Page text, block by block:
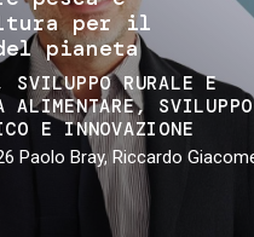
per il
pianeta
SVILUPPO RURALE E
ALIMENTARE
SVILUPPO
E INNOVAZIONE
Paolo Bray, Riccardo